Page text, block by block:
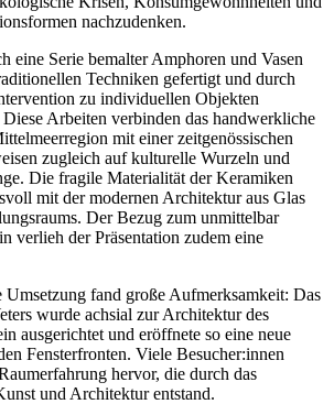
nachzudenken.
eine Serie bemalter Amphoren und Vasen
Techniken gefertigt und durch
zu individuellen Objekten
Arbeiten verbinden das handwerkliche
mit einer zeitgenössischen
zugleich auf kulturelle Wurzeln und
Die fragile Materialität der Keramiken
mit der modernen Architektur aus Glas
Der Bezug zum unmittelbar
verlieh der Präsentation zudem eine
fand große Aufmerksamkeit: Das
wurde achsial zur Architektur des
ausgerichtet und eröffnete so eine neue
Fensterfronten. Viele Besucher:innen
hervor, die durch das
und Architektur entstand.